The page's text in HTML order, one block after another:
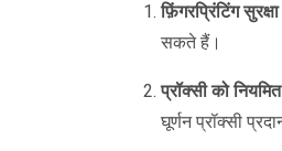
फ़िंगरप्रिंटिंग
सकते हैं।
प्रॉक्सी को
घूर्णन प्रॉक्सी